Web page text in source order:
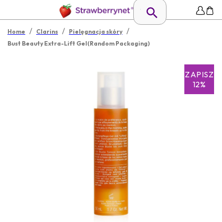
Home / Clarins / Pielęgnacja skóry /
Bust Beauty Extra-Lift Gel(Random Packaging)
ZAPISZ
12%